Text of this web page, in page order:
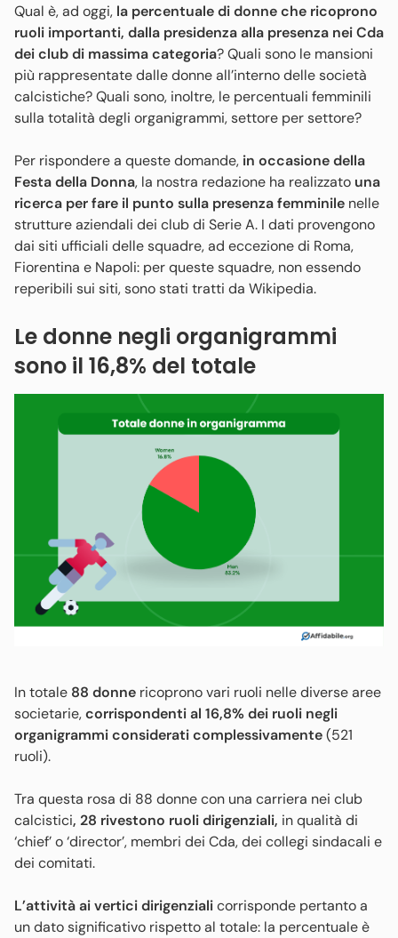
Qual è, ad oggi, la percentuale di donne che ricoprono
ruoli importanti, dalla presidenza alla presenza nei Cda
dei club di massima categoria? Quali sono le mansioni
più rappresentate dalle donne all’interno delle società
calcistiche? Quali sono, inoltre, le percentuali femminili
sulla totalità degli organigrammi, settore per settore?
Per rispondere a queste domande, in occasione della
Festa della Donna, la nostra redazione ha realizzato una
ricerca per fare il punto sulla presenza femminile nelle
strutture aziendali dei club di Serie A. I dati provengono
dai siti ufficiali delle squadre, ad eccezione di Roma,
Fiorentina e Napoli: per queste squadre, non essendo
reperibili sui siti, sono stati tratti da Wikipedia.
Le donne negli organigrammi
sono il 16,8% del totale
In totale 88 donne ricoprono vari ruoli nelle diverse aree
societarie,corrispondenti al 16,8% dei ruoli negli
organigrammi considerati complessivamente(521
ruoli).
Tra questa rosa di 88 donne con una carriera nei club
calcistici, 28 rivestono ruoli dirigenziali, in qualità di
‘chief’ o ‘director’, membri dei Cda, dei collegi sindacali e
dei comitati.
L’attività ai vertici dirigenzialicorrisponde pertanto a
un dato significativo rispetto al totale: la percentuale è